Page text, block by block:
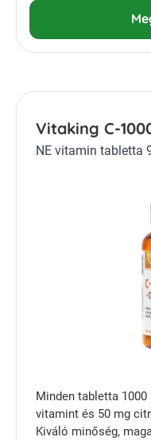
Vitaking C-
NE vitamin tabletta
Minden tabletta 1000
vitamint és 50 mg
Kiváló minőség,